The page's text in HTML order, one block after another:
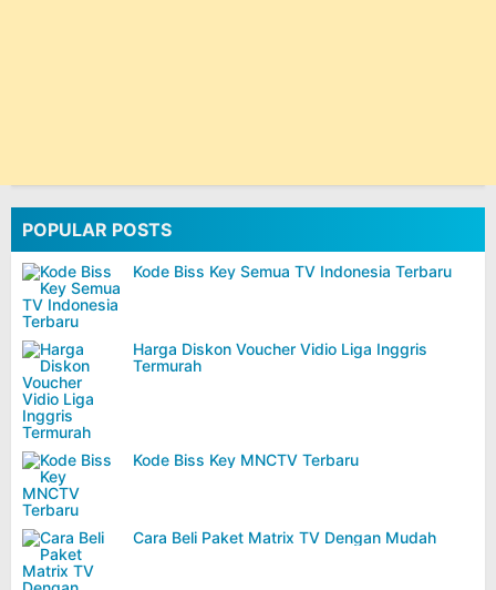
POPULAR POSTS
Kode Biss Key Semua TV Indonesia Terbaru
Harga Diskon Voucher Vidio Liga Inggris
Termurah
Kode Biss Key MNCTV Terbaru
Cara Beli Paket Matrix TV Dengan Mudah